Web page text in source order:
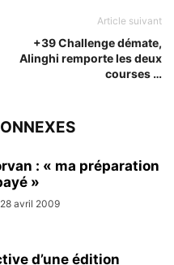
Article suivant
+39 Challenge démate,
Alinghi remporte les deux
courses …
: « ma préparation
»
28 avril 2009
d’une édition